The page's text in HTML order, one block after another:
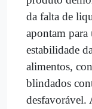
da falta de
apontam para
estabilidade
alimentos,
blindados
desfavorável.